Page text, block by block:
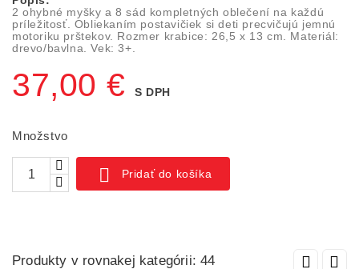
2 ohybné myšky a 8 sád kompletných oblečení na každú
príležitosť. Obliekaním postavičiek si deti precvičujú jemnú
motoriku prštekov. Rozmer krabice: 26,5 x 13 cm. Materiál:
drevo/bavlna. Vek: 3+.
37,00 € S DPH
Množstvo
 Pridať do košíka
Produkty v rovnakej kategórii: 44